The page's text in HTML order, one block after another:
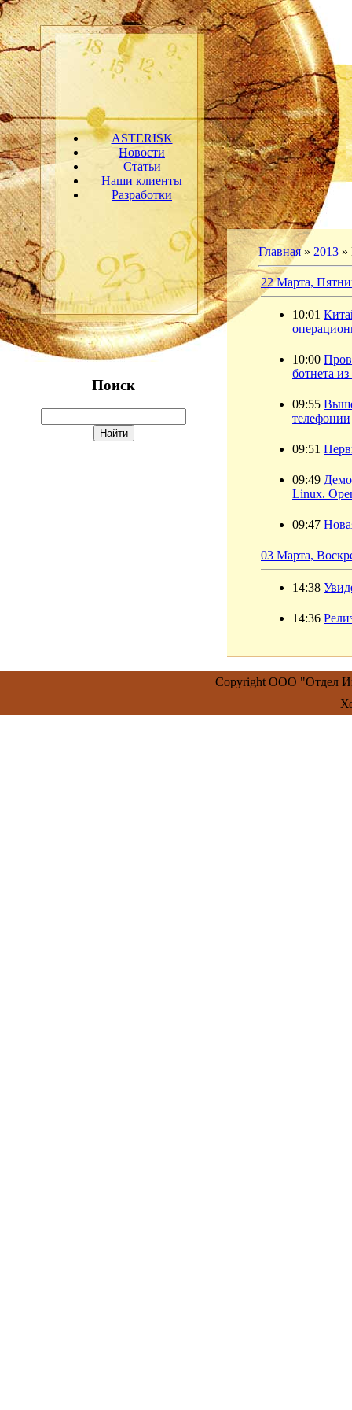
ASTERISK
Новости
Статьи
Наши клиенты
Разработки
Поиск
Главная» 2013 »
22 Марта,
10:01
10:00
ботнета
09:55
телефонии
09:51
09:49
Linux.
09:47
03 Марта,
14:38
14:36
Copyright ООО "Отдел